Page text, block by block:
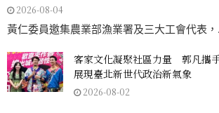
2026-08-04
黃仁委員邀集農業部漁業署及三大工會代表，
客家文化凝聚社區力量 郭凡攜
展現臺北新世代政治新氣象
2026-08-02